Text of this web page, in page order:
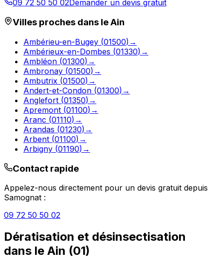
09 72 50 50 02Demander un devis gratuit
Villes proches dans leAin
Ambérieu-en-Bugey (01500) →
Ambérieux-en-Dombes (01330) →
Ambléon (01300) →
Ambronay (01500) →
Ambutrix (01500) →
Andert-et-Condon (01300) →
Anglefort (01350) →
Apremont (01100) →
Aranc (01110) →
Arandas (01230) →
Arbent (01100) →
Arbigny (01190) →
Contact rapide
Appelez-nous directement pour un devis gratuit depuis
Samognat :
09 72 50 50 02
Dératisation et désinsectisation
dans le Ain (01)